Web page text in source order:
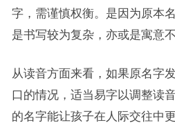
字，需谨慎权衡。是因为原本
是书写较为复杂，亦或是寓意
从读音方面来看，如果原名字
口的情况，适当易字以调整读
的名字能让孩子在人际交往中